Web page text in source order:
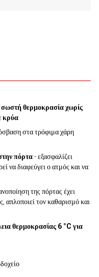
θερμοκρασία χωρίς
κρύα
στα τρόφιμα χάρη
πόρτα- εξασφαλίζει
να διαφεύγει ο ατμός και να
της πόρτας έχει
απλοποιεί τον καθαρισμό και
θερμοκρασίας 6 °C για